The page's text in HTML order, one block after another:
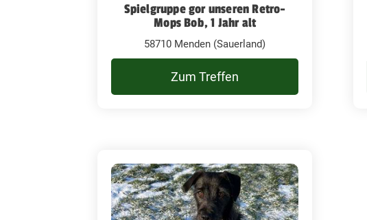
Spielgruppe gor unseren Retro-
Mops Bob, 1 Jahr alt
58710 Menden (Sauerland)
Zum Treffen